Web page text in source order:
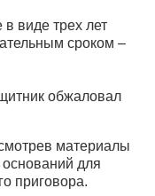
виде трех лет
сроком –
обжаловал
материалы
для
приговора.